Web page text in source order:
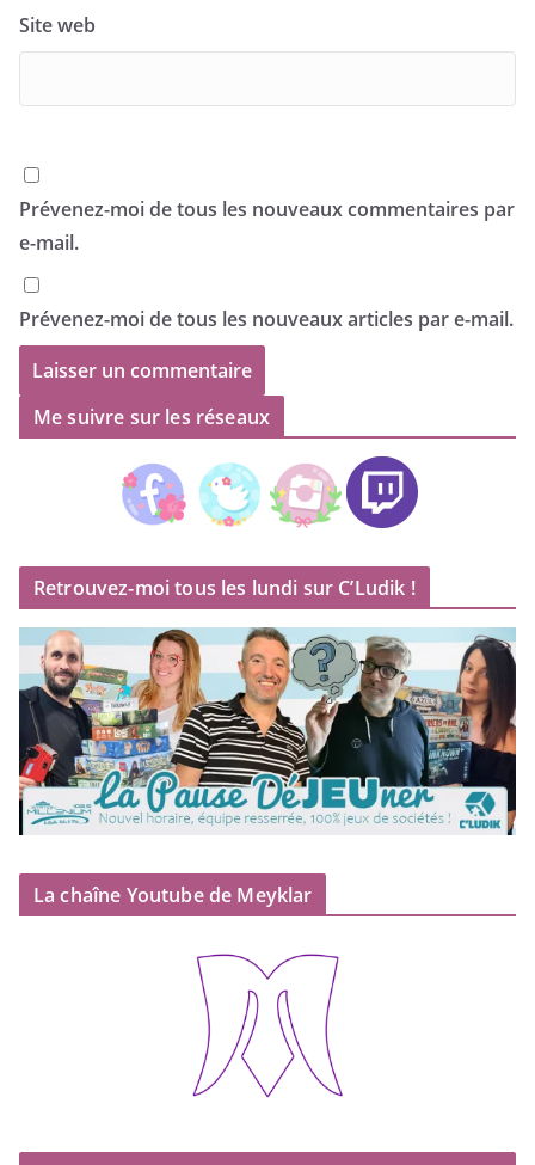
Site web
Prévenez-moi de tous les nouveaux commentaires par
e-mail.
Prévenez-moi de tous les nouveaux articles par e-mail.
Me suivre sur les réseaux
Retrouvez-moi tous les lundi sur C’Ludik !
La chaîne Youtube de Meyklar